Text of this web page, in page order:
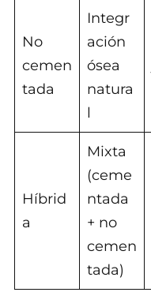
No
cemen
tada
Integr
ación
ósea
natura
l
Híbrid
a
Mixta
(ceme
ntada
+ no
cemen
tada)